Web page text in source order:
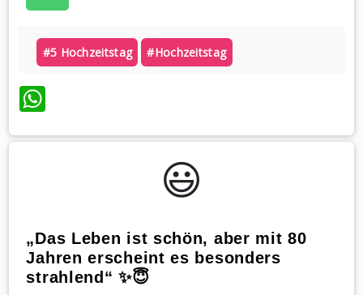
#5 Hochzeitstag #hochzeitstag
WhatsApp
😃️
„Das Leben ist schön, aber mit 80
Jahren erscheint es besonders
strahlend“ ✨😇